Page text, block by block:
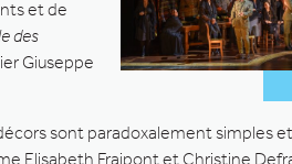
et de
des
Giuseppe
sont paradoxalement simples
Elisabeth Fraipont et Christine